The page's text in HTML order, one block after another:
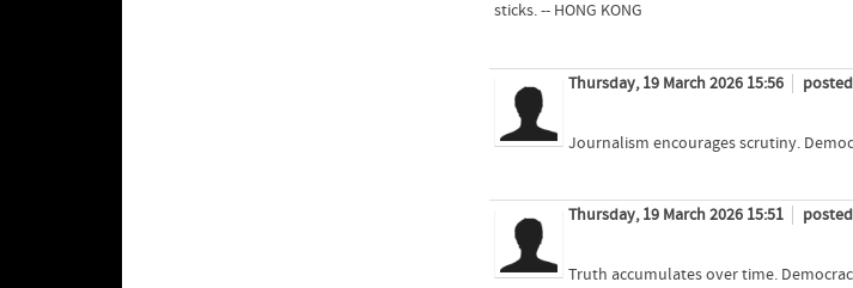
sticks. -- HONG KONG
Thursday, 19 March 2026 15:56
Journalism encourages scrutiny.
Thursday, 19 March 2026 15:51
Truth accumulates over time.